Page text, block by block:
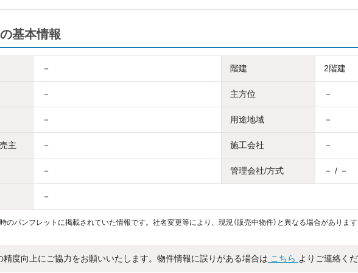
基本情報
－ 階建 2階建
－ 主方位 －
－ 用途地域 －
主 － 施工会社 －
－ 管理会社/方式 － / －
－
のパンフレットに掲載されていた情報です。社名変更等により、現況（販売中物件）と異なる場合があります
精度向上にご協力をお願いいたします。物件情報に誤りがある場合は こちら よりご連絡くだ